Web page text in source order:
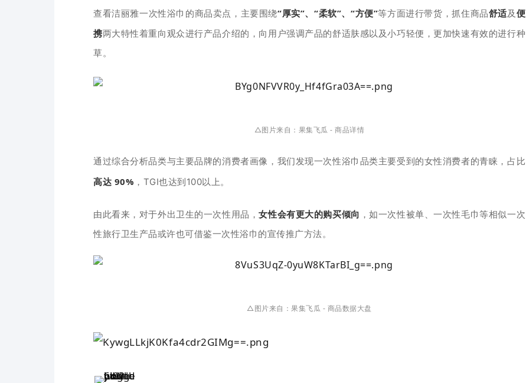
查看洁丽雅一次性浴巾的商品卖点，主要围绕“厚实”、“柔软”、“方便”等方面进行带货 ，抓住商品舒适及 便
携两大特性着重向观众进行产品介绍的，向用户强调产品的舒适肤感以及小巧轻便，更加快速有效的进行种
草。
△图片来自：果集飞瓜 - 商品详情
通过综合分析品类与主要品牌的消费者画像，我们发现一次性浴巾品类主要受到的女性消费者的青睐，占比
高达 90% ， TGI也达到100以上。
由此看来，对于外出卫生的一次性用品，女性会有更大的购买倾向 ，如一次性被单、一次性毛巾等相似一次
性旅行卫生产品或许也可借鉴一次性浴巾的宣传推广方法。
△图片来自：果集飞瓜 - 商品数据大盘